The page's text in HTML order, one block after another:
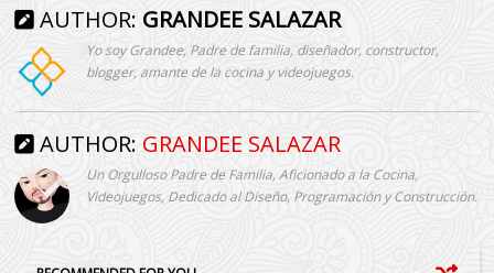
AUTHOR: GRANDEE SALAZAR
Yo soy Grandee, Padre de familia, diseñador, constructor,
blogger, amante de la cocina y videojuegos.
AUTHOR: GRANDEE SALAZAR
Un Orgulloso Padre de Familia, Aficionado a la Cocina,
Videojuegos, Dedicado al Diseño, Programación y Construcción.